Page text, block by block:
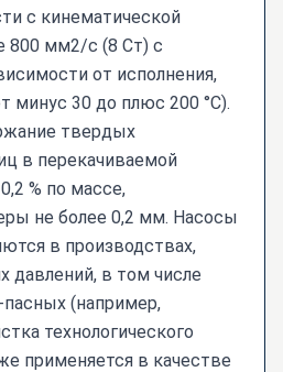
с кинематической
800 мм2/с (8 Ст) с
от исполнения,
минус 30 до плюс 200 °С).
твердых
в перекачиваемой
% по массе,
не более 0,2 мм. Насосы
в производствах,
давлений, в том числе
(например,
технологического
применяется в качестве